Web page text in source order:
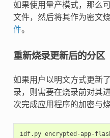
如果使用量产模式，那么
文件，然后将其作为密文
件。
重新烧录更新后的分区
如果用户以明文方式更新
录，则需要在烧录前对其
次完成应用程序的加密与烧
idf.py encrypted-app-